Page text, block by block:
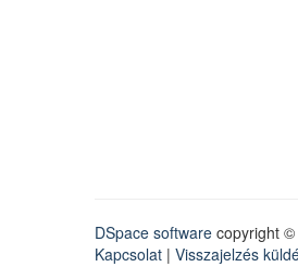
DSpace software copyright
Kapcsolat | Visszajelzés